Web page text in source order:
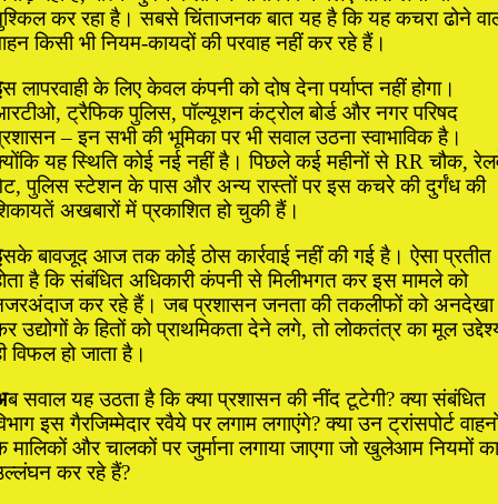
कर रहा है। सबसे चिंताजनक बात यह है कि यह कचरा ढोने
किसी भी नियम-कायदों की परवाह नहीं कर रहे हैं।
स लापरवाही के लिए केवल कंपनी को दोष देना पर्याप्त नहीं होगा।
ट्रैफिक पुलिस, पॉल्यूशन कंट्रोल बोर्ड और नगर परिषद
– इन सभी की भूमिका पर भी सवाल उठना स्वाभाविक है।
यह स्थिति कोई नई नहीं है। पिछले कई महीनों से RR चौक,
पुलिस स्टेशन के पास और अन्य रास्तों पर इस कचरे की दुर्गंध की
अखबारों में प्रकाशित हो चुकी हैं।
सके बावजूद आज तक कोई ठोस कार्रवाई नहीं की गई है। ऐसा प्रतीत
है कि संबंधित अधिकारी कंपनी से मिलीभगत कर इस मामले को
कर रहे हैं। जब प्रशासन जनता की तकलीफों को अनदेखा
उद्योगों के हितों को प्राथमिकता देने लगे, तो लोकतंत्र का मूल
विफल हो जाता है।
ब सवाल यह उठता है कि क्या प्रशासन की नींद टूटेगी? क्या संबंधित
इस गैरजिम्मेदार रवैये पर लगाम लगाएंगे? क्या उन ट्रांसपोर्ट
मालिकों और चालकों पर जुर्माना लगाया जाएगा जो खुलेआम नियमों का
कर रहे हैं?